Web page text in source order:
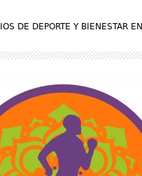
DE DEPORTE Y BIENESTAR EN